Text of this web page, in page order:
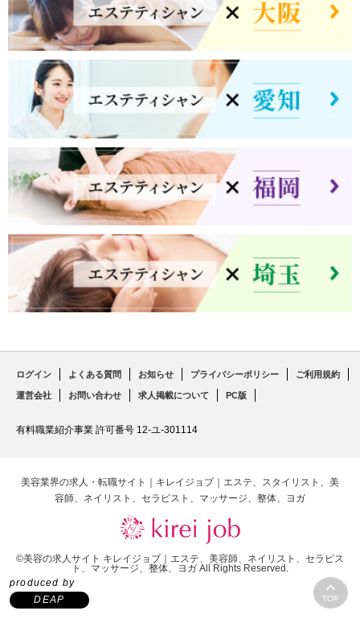
produced by
DEAP
TOP
ログイン よくある質問 お知らせ プライバシーポリシー ご利用規約
運営会社 お問い合わせ 求人掲載について PC版
有料職業紹介事業 許可番号 12-ユ-301114
美容業界の求人・転職サイト｜キレイジョブ｜エステ、スタイリスト、美
容師、ネイリスト、セラピスト、マッサージ、整体、ヨガ
©美容の求人サイト キレイジョブ｜エステ、美容師、ネイリスト、セラピス
ト、マッサージ、整体、ヨガ All Rights Reserved.